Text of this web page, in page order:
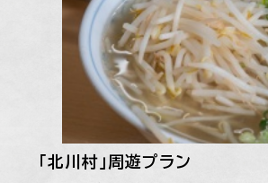
「北川村」周遊プラン